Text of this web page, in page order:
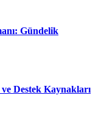
Gündelik
Destek Kaynakları